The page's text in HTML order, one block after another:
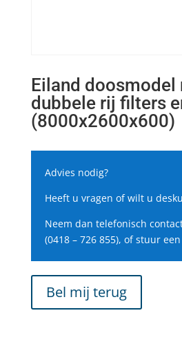
Eiland doosmodel
dubbele rij filters
(8000x2600x600)
Advies nodig?
Heeft u vragen of wilt u
Neem dan telefonisch
(0418 – 726 855), of stuur
Bel mij terug